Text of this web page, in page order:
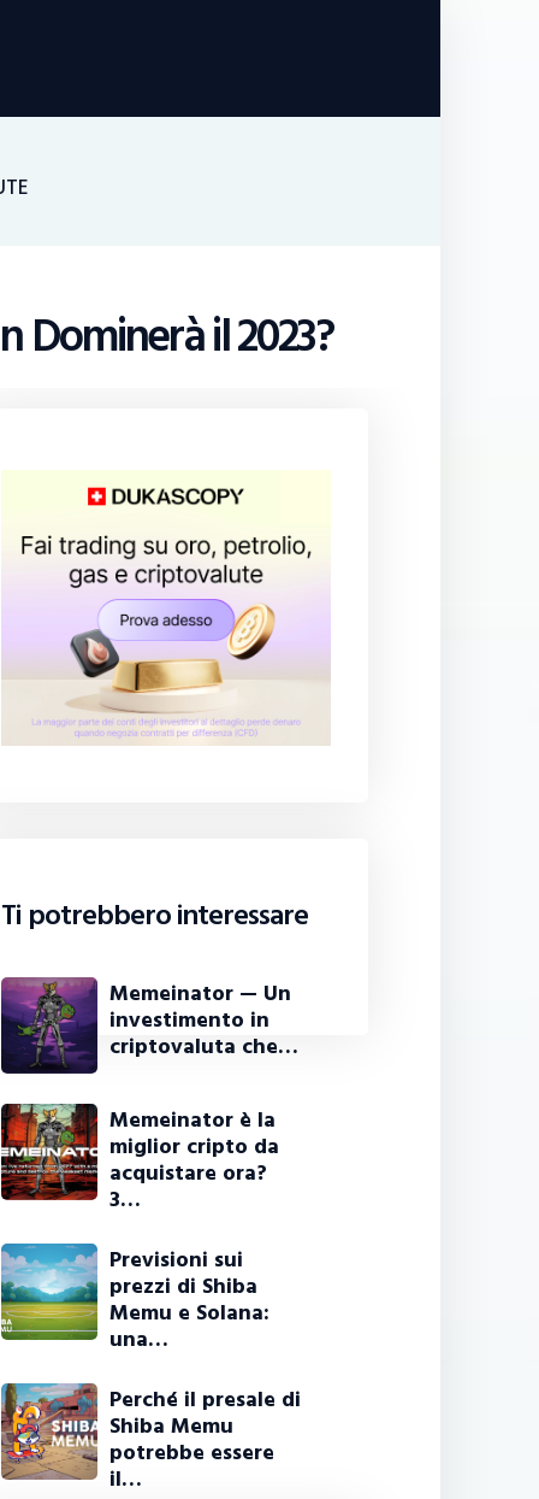
il 2023?
Ti potrebbero interessare
Memeinator — Un
investimento in
criptovaluta che…
Memeinator è la
miglior cripto da
acquistare ora?
3…
Previsioni sui
prezzi di Shiba
Memu e Solana:
una…
Perché il presale di
Shiba Memu
potrebbe essere
il…